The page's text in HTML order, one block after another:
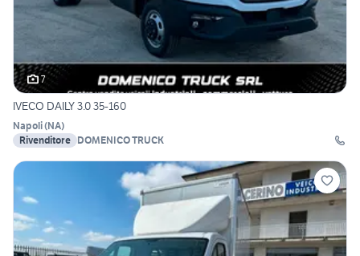
7
IVECO DAILY 3.0 35-160
Napoli(NA)
Rivenditore DOMENICO TRUCK